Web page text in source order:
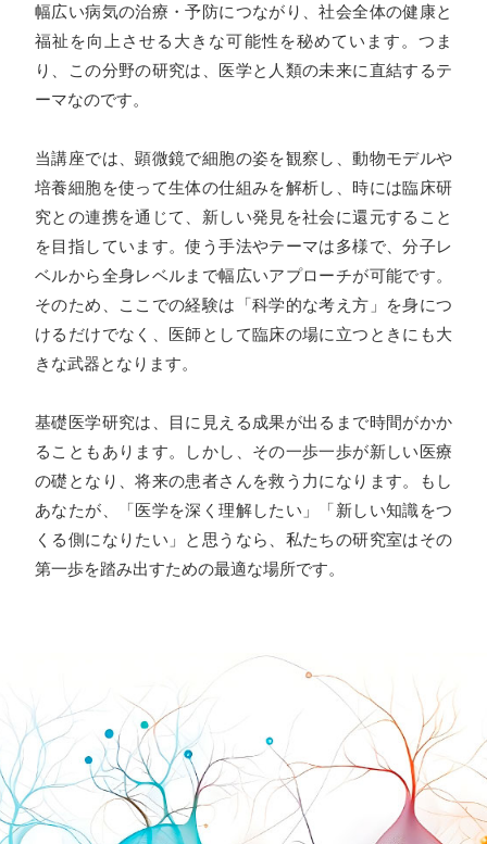
幅広い病気の治療・予防につながり、社会全体の健康と
福祉を向上させる大きな可能性を秘めています。つま
り、この分野の研究は、医学と人類の未来に直結するテ
ーマなのです。
当講座では、顕微鏡で細胞の姿を観察し、動物モデルや
培養細胞を使って生体の仕組みを解析し、時には臨床研
究との連携を通じて、新しい発見を社会に還元すること
を目指しています。使う手法やテーマは多様で、分子レ
ベルから全身レベルまで幅広いアプローチが可能です。
そのため、ここでの経験は「科学的な考え方」を身につ
けるだけでなく、医師として臨床の場に立つときにも大
きな武器となります。
基礎医学研究は、目に見える成果が出るまで時間がかか
ることもあります。しかし、その一歩一歩が新しい医療
の礎となり、将来の患者さんを救う力になります。もし
あなたが、「医学を深く理解したい」「新しい知識をつ
くる側になりたい」と思うなら、私たちの研究室はその
第一歩を踏み出すための最適な場所です。